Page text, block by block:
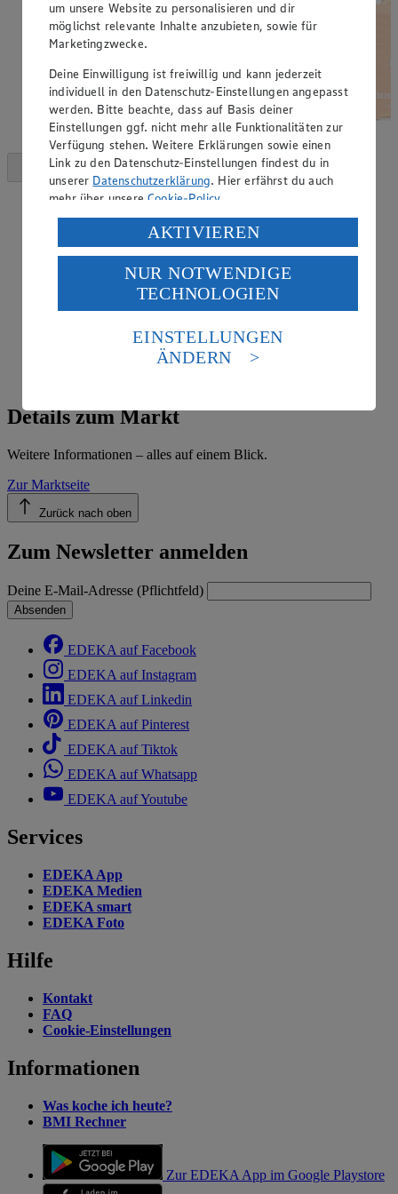
Details zum Markt
Weitere Informationen – alles auf einem Blick.
Zur Marktseite
Zurück nach oben
Zum Newsletter anmelden
Deine E-Mail-Adresse (Pflichtfeld)
Absenden
EDEKA auf Facebook
EDEKA auf Instagram
EDEKA auf Linkedin
EDEKA auf Pinterest
EDEKA auf Tiktok
EDEKA auf Whatsapp
EDEKA auf Youtube
Services
EDEKA App
EDEKA Medien
EDEKA smart
EDEKA Foto
Hilfe
Kontakt
FAQ
Cookie-Einstellungen
Informationen
Was koche ich heute?
BMI Rechner
Zur EDEKA App im Google Playstore
um unsere Website zu personalisieren und dir
möglichst relevante Inhalte anzubieten, sowie für
Marketingzwecke.
Deine Einwilligung ist freiwillig und kann jederzeit
individuell in den Datenschutz-Einstellungen angepasst
werden. Bitte beachte, dass auf Basis deiner
Einstellungen ggf. nicht mehr alle Funktionalitäten zur
Verfügung stehen. Weitere Erklärungen sowie einen
Link zu den Datenschutz-Einstellungen findest du in
unserer Datenschutzerklärung. Hier erfährst du auch
mehr über unsereCookie-Policy.
Verarbeitung deiner personenbezogenen Daten in den
USA durch Facebook und YouTube:
Wenn du auf „Aktivieren“ klickst, willigst du im Sinne
des Art. 49 Abs. 1 Satz 1 lit. a) DSGVO ein, dass deine
Daten in den USA verarbeitet werden. Der EuGH sieht
die USA als Land mit einem nach europäischen
Standards nicht angemessenen Datenschutzniveau an.
Es besteht das Risiko eines Zugriffs durch US-
Informationen zum Herausgeber der Seite findest du
AKTIVIEREN
NUR NOTWENDIGE
TECHNOLOGIEN
EINSTELLUNGEN
ÄNDERN